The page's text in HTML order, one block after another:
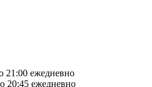
21:00 ежедневно
20:45 ежедневно